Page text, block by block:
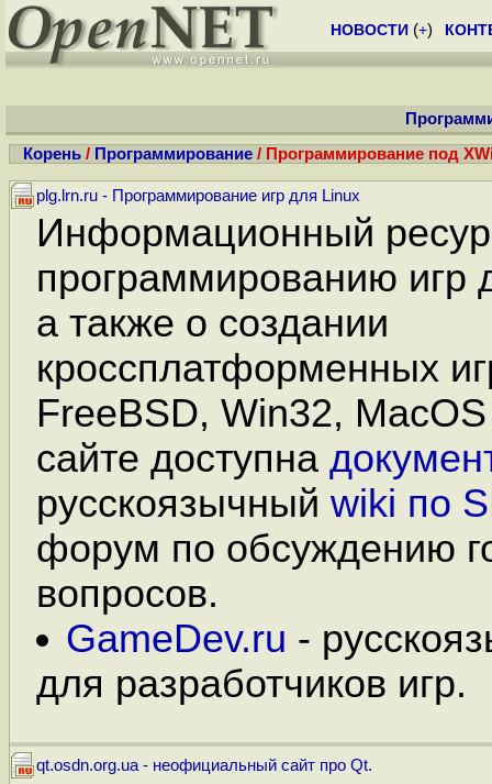
НОВОСТИ (+)
Корень / Программирование / Программирование под
plg.lrn.ru - Программирование игр для Linux
Информационный
программированию игр
а также о создании
кроссплатформенных
FreeBSD, Win32,
сайте доступна
русскоязычный wiki по
форум по обсуждению
вопросов.
GameDev.ru -
для разработчиков игр.
qt.osdn.org.ua - неофициальный сайт про Qt.